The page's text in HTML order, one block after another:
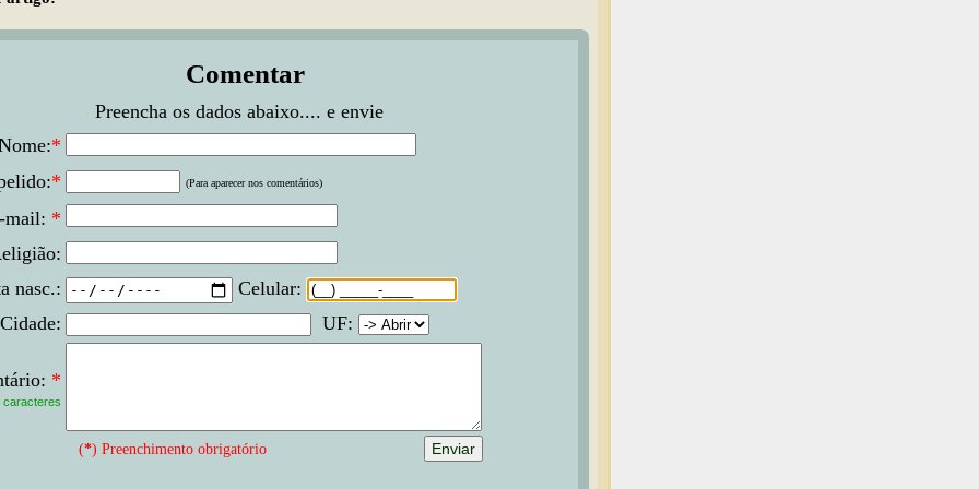
Comentar
Preencha os dados abaixo.... e envie
*
* (Para aparecer nos comentários)
mail: *
nasc.:
Celular:
Cidade:
UF:
*
caracteres
(*) Preenchimento obrigatório